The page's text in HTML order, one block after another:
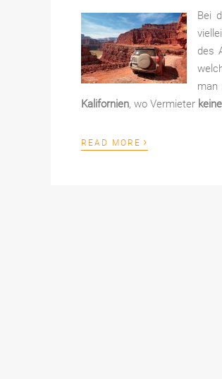
Bei
des
man
Kalifornien, wo Vermieter
READ MORE ›